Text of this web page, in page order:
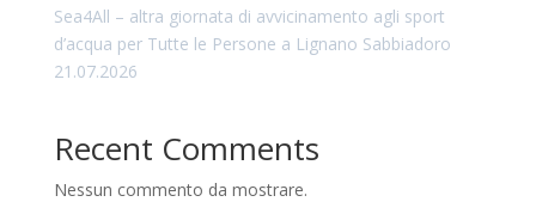
Sea4All – altra giornata di avvicinamento agli sport
d’acqua per Tutte le Persone a Lignano Sabbiadoro
21.07.2026
Recent Comments
Nessun commento da mostrare.